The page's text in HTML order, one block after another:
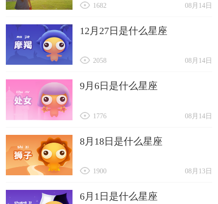
量，“逸”字则让人想到悠闲自在，二者组合，有种
潇洒脱俗的帅气。
9. 飞宇
“飞”字给人一种翱翔天际的畅快感，“宇”字则拓宽
了空间的边界，二者组合，如同勇士振翅高飞，充
满无限可能。
10. 彬炫
意，二者组合，既有内在的文化底蕴，又有外在的
光彩夺目。
08月14日
1682
12月27日是什么星座
08月14日
2058
9月6日是什么星座
08月14日
1776
8月18日是什么星座
08月13日
1900
6月1日是什么星座